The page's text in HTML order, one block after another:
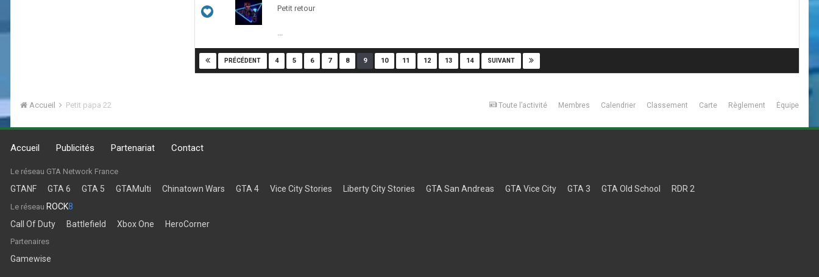
Petit retour
PRÉCÉDENT 4 5 6 7 8 9 10 11 12 13 14 SUIVANT
Toute l’activité Membres Calendrier Classement Carte Règlement Équipe
Accueil Petit papa 22
Accueil Publicités Partenariat Contact
Le réseau GTA Network France
GTANF GTA 6 GTA 5 GTAMulti Chinatown Wars GTA 4 Vice City Stories Liberty City Stories GTA San Andreas GTA Vice City GTA 3 GTA Old School RDR 2
Le réseau ROCK8
Call Of Duty
Battlefield Xbox One HeroCorner
Partenaires
Gamewise